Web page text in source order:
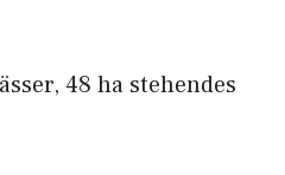
48 ha stehendes